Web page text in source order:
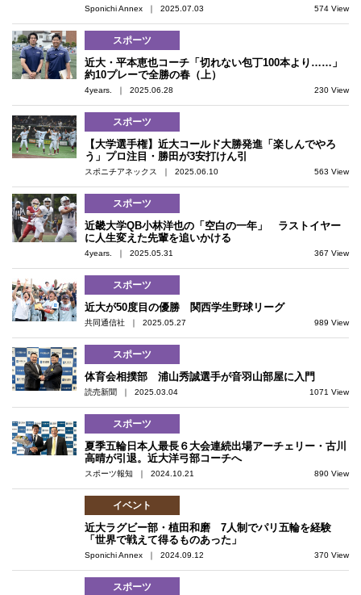
Sponichi Annex ｜ 2025.07.03 574 View
スポーツ
近大・平本恵也コーチ「切れない包丁100本より……」
約10プレーで全勝の春（上）
4years. ｜ 2025.06.28 230 View
スポーツ
【大学選手権】近大コールド大勝発進「楽しんでやろ
う」プロ注目・勝田が3安打けん引
スポニチアネックス ｜ 2025.06.10 563 View
スポーツ
近畿大学QB小林洋也の「空白の一年」 ラストイヤー
に人生変えた先輩を追いかける
4years. ｜ 2025.05.31 367 View
スポーツ
近大が50度目の優勝 関西学生野球リーグ
共同通信社 ｜ 2025.05.27 989 View
スポーツ
体育会相撲部 浦山秀誠選手が音羽山部屋に入門
読売新聞 ｜ 2025.03.04 1071 View
スポーツ
夏季五輪日本人最長６大会連続出場アーチェリー・古川
高晴が引退。近大洋弓部コーチへ
スポーツ報知 ｜ 2024.10.21 890 View
イベント
近大ラグビー部・植田和磨 7人制でパリ五輪を経験
「世界で戦えて得るものあった」
Sponichi Annex ｜ 2024.09.12 370 View
スポーツ